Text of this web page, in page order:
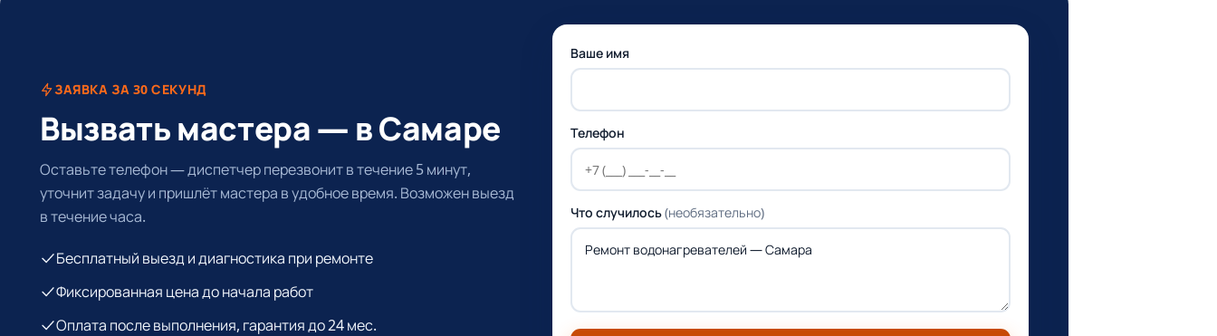
ЗАЯВКА ЗА 30 СЕКУНД
Вызвать мастера — в Самаре
Оставьте телефон — диспетчер перезвонит в течение 5 минут,
уточнит задачу и пришлёт мастера в удобное время. Возможен выезд
в течение часа.
Бесплатный выезд и диагностика при ремонте
Фиксированная цена до начала работ
Оплата после выполнения, гарантия до 24 мес.
Ваше имя
Телефон
Что случилось(необязательно)